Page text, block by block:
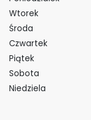
Wtorek
Środa
Czwartek
Piątek
Sobota
Niedziela